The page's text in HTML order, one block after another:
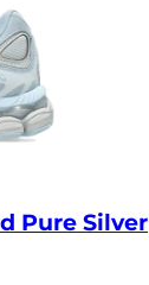
Pure Silver